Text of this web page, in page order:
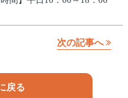
次の記事へ
戻る